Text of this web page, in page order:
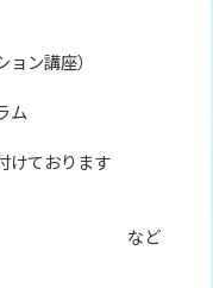
ン講座）
ム
けております